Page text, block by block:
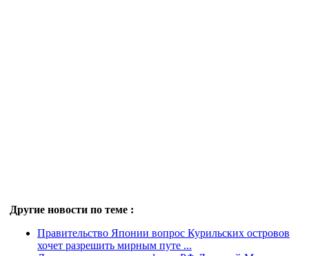
Другие новости по теме :
Правительство Японии вопрос Курильских островов
хочет разрешить мирным путе ...